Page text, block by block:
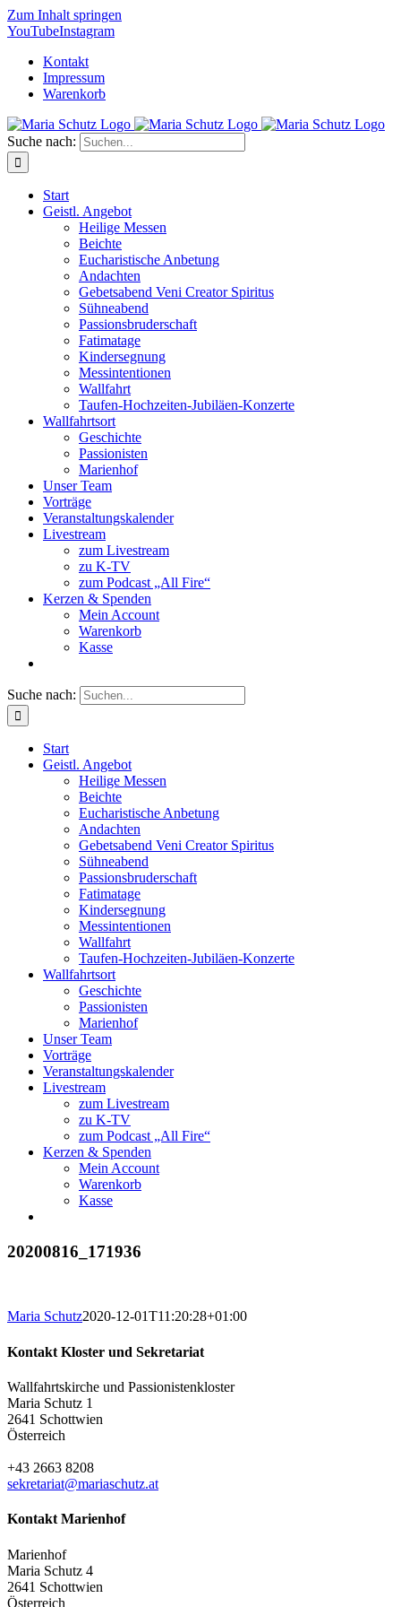
Zum Inhalt springen
YouTubeInstagram
Kontakt
Impressum
Warenkorb
Suche nach:
Start
Geistl. Angebot
Heilige Messen
Beichte
Eucharistische Anbetung
Andachten
Gebetsabend Veni Creator Spiritus
Sühneabend
Passionsbruderschaft
Fatimatage
Kindersegnung
Messintentionen
Wallfahrt
Taufen-Hochzeiten-Jubiläen-Konzerte
Wallfahrtsort
Geschichte
Passionisten
Marienhof
Unser Team
Vorträge
Veranstaltungskalender
Livestream
zum Livestream
zu K-TV
zum Podcast „All Fire“
Kerzen & Spenden
Mein Account
Warenkorb
Kasse
Suche nach:
Start
Geistl. Angebot
Heilige Messen
Beichte
Eucharistische Anbetung
Andachten
Gebetsabend Veni Creator Spiritus
Sühneabend
Passionsbruderschaft
Fatimatage
Kindersegnung
Messintentionen
Wallfahrt
Taufen-Hochzeiten-Jubiläen-Konzerte
Wallfahrtsort
Geschichte
Passionisten
Marienhof
Unser Team
Vorträge
Veranstaltungskalender
Livestream
zum Livestream
zu K-TV
zum Podcast „All Fire“
Kerzen & Spenden
Mein Account
Warenkorb
Kasse
20200816_171936
Maria Schutz2020-12-01T11:20:28+01:00
Kontakt Kloster und Sekretariat
Wallfahrtskirche und Passionistenkloster
Maria Schutz 1
2641 Schottwien
Österreich
+43 2663 8208
sekretariat@mariaschutz.at
Kontakt Marienhof
Marienhof
Maria Schutz 4
2641 Schottwien
Österreich